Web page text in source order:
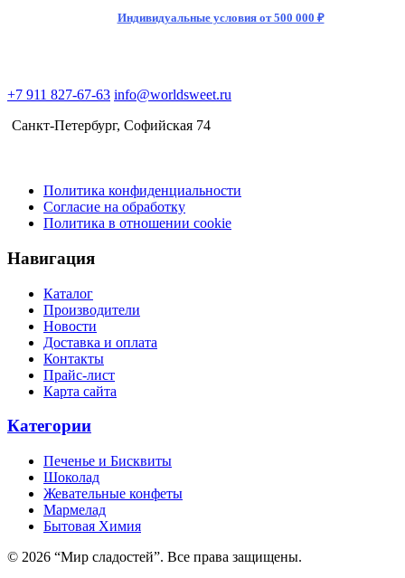
Индивидуальные условия от 500 000 ₽
+7 911 827-67-63 info@worldsweet.ru
Санкт-Петербург​, Софийская 74
Политика конфиденциальности
Согласие на обработку
Политика в отношении cookie
Навигация
Каталог
Производители
Новости
Доставка и оплата
Контакты
Прайс-лист
Карта сайта
Категории
Печенье и Бисквиты
Шоколад
Жевательные конфеты
Мармелад
Бытовая Химия
© 2026 “Мир сладостей”. Все права защищены.